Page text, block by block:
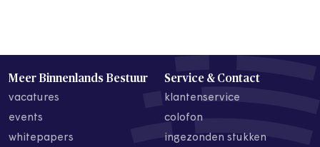
Meer Binnenlands Bestuur
vacatures
events
whitepapers
Service & Contact
klantenservice
colofon
ingezonden stukken